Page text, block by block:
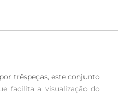
trêspeças, este conjunto
facilita a visualização do